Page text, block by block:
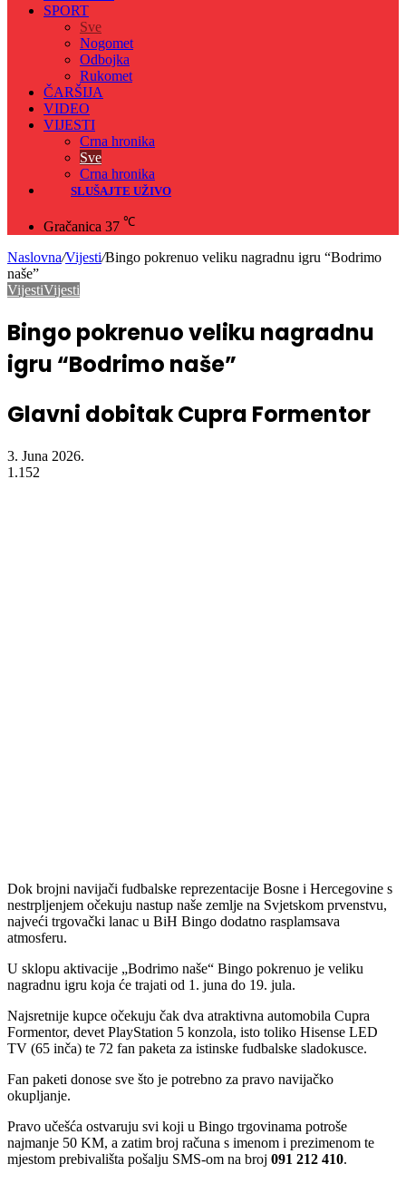
SPORT
Sve
Nogomet
Odbojka
Rukomet
ČARŠIJA
VIDEO
VIJESTI
Crna hronika
Sve
Crna hronika
SLUŠAJTE UŽIVO
Gračanica 37 ℃
Naslovna/Vijesti/Bingo pokrenuo veliku nagradnu igru “Bodrimo
naše”
VijestiVijesti
Bingo pokrenuo veliku nagradnu
igru “Bodrimo naše”
Glavni dobitak Cupra Formentor
3. Juna 2026.
1.152
Dok brojni navijači fudbalske reprezentacije Bosne i Hercegovine s
nestrpljenjem očekuju nastup naše zemlje na Svjetskom prvenstvu,
najveći trgovački lanac u BiH Bingo dodatno rasplamsava
atmosferu.
U sklopu aktivacije „Bodrimo naše“ Bingo pokrenuo je veliku
nagradnu igru koja će trajati od 1. juna do 19. jula.
Najsretnije kupce očekuju čak dva atraktivna automobila Cupra
Formentor, devet PlayStation 5 konzola, isto toliko Hisense LED
TV (65 inča) te 72 fan paketa za istinske fudbalske sladokusce.
Fan paketi donose sve što je potrebno za pravo navijačko
okupljanje.
Pravo učešća ostvaruju svi koji u Bingo trgovinama potroše
najmanje 50 KM, a zatim broj računa s imenom i prezimenom te
mjestom prebivališta pošalju SMS-om na broj 091 212 410.